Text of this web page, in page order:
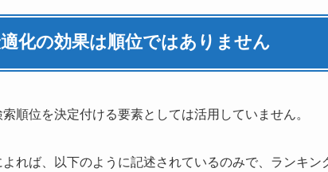
化の効果は順位ではありません
順位を決定付ける要素としては活用していません。
れば、以下のように記述されているのみで、ランキン